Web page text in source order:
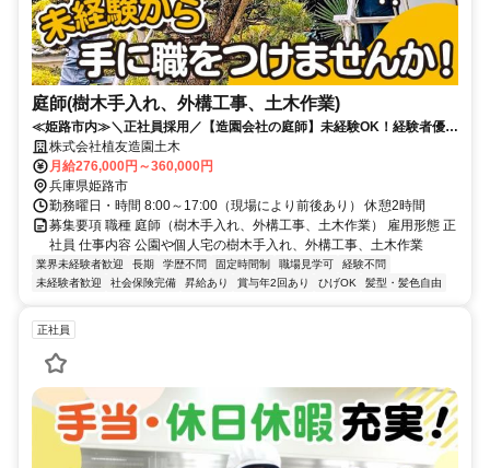
庭師(樹木手入れ、外構工事、土木作業)
≪姫路市内≫＼正社員採用／【造園会社の庭師】未経験OK！経験者優遇
◎20代～40代男性活躍中！
株式会社植友造園土木
月給276,000円～360,000円
兵庫県姫路市
勤務曜日・時間 8:00～17:00（現場により前後あり） 休憩2時間
募集要項 職種 庭師（樹木手入れ、外構工事、土木作業） 雇用形態 正
社員 仕事内容 公園や個人宅の樹木手入れ、外構工事、土木作業
業界未経験者歓迎 長期 学歴不問 固定時間制 職場見学可
経験不問
未経験者歓迎
社会保険完備 昇給あり 賞与年2回あり ひげOK 髪型・髪色自由
正社員